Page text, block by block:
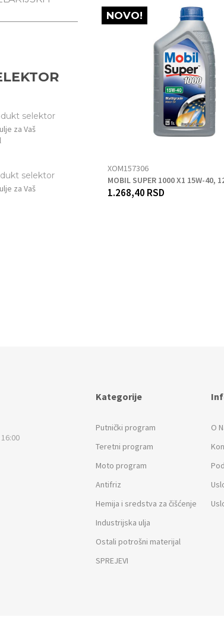
selektor
za Vaš
selektor
za Vaš
NOVO!
XOM157306
MOBIL SUPER 1000 X1 15W-40,
1.268,40 RSD
Kategorije
Putnički program
Teretni program
Moto program
Antifriz
Hemija i sredstva za čišćenje
Industrijska ulja
Ostali potrošni materijal
SPREJEVI
O